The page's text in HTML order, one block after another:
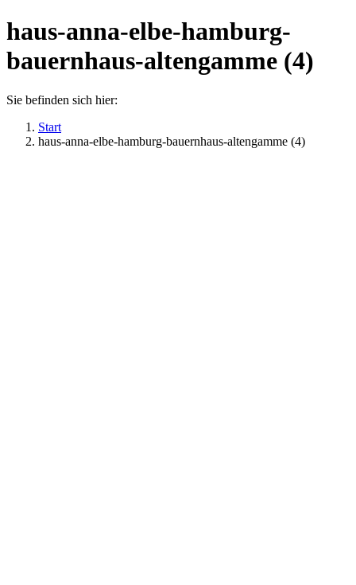
haus-anna-elbe-hamburg-
bauernhaus-altengamme (4)
Sie befinden sich hier:
Start
haus-anna-elbe-hamburg-bauernhaus-altengamme (4)